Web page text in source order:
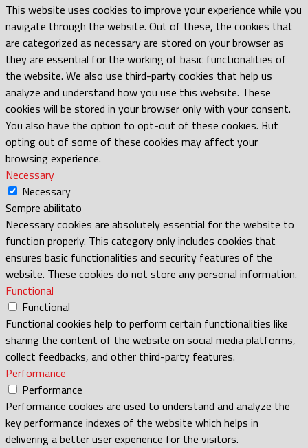
This website uses cookies to improve your experience while you
navigate through the website. Out of these, the cookies that
are categorized as necessary are stored on your browser as
they are essential for the working of basic functionalities of
the website. We also use third-party cookies that help us
analyze and understand how you use this website. These
cookies will be stored in your browser only with your consent.
You also have the option to opt-out of these cookies. But
opting out of some of these cookies may affect your
browsing experience.
Necessary
Necessary
Sempre abilitato
Necessary cookies are absolutely essential for the website to
function properly. This category only includes cookies that
ensures basic functionalities and security features of the
website. These cookies do not store any personal information.
Functional
Functional
Functional cookies help to perform certain functionalities like
sharing the content of the website on social media platforms,
collect feedbacks, and other third-party features.
Performance
Performance
Performance cookies are used to understand and analyze the
key performance indexes of the website which helps in
delivering a better user experience for the visitors.